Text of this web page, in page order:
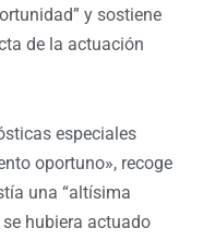
y sostiene
de la actuación
especiales
oportuno», recoge
una “altísima
hubiera actuado